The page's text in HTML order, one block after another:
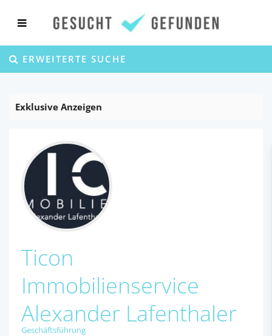
ERWEITERTE SUCHE
Exklusive Anzeigen
Ticon
Immobilienservice
Alexander Lafenthaler
Geschäftsführung